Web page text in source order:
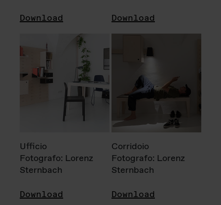
Download Download
Ufficio
Fotografo: Lorenz
Sternbach
Download
Corridoio
Fotografo: Lorenz
Sternbach
Download